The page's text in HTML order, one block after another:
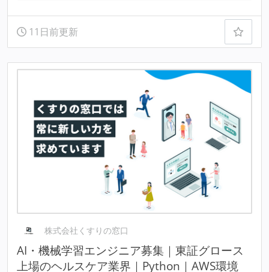
11日前更新
株式会社くすりの窓口
AI・機械学習エンジニア募集｜東証グロース
上場のヘルスケア業界｜Python｜AWS環境